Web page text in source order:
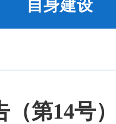
自身建设
第14号）